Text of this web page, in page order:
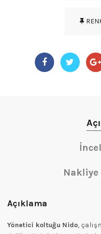
Nakliye
Açıklama
Yönetici koltuğu Nido,